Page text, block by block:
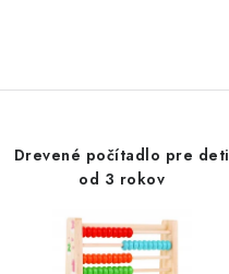
Drevené počítadlo pre deti
od 3 rokov